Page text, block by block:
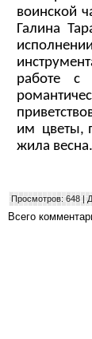
воинской
Галина
работе с
им цветы,
жила весна.
Просмотров: 648 |
Всего